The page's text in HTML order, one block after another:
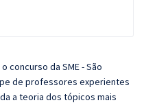
concurso da SME - São
de professores experientes
a teoria dos tópicos mais